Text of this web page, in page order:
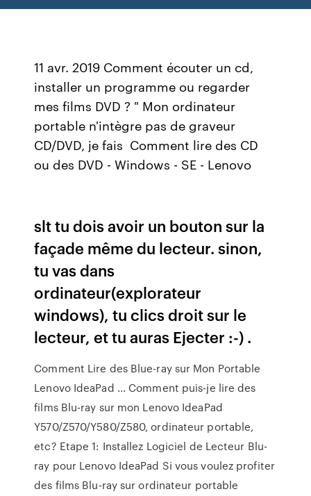
11 avr. 2019 Comment écouter un cd,
installer un programme ou regarder
mes films DVD ? " Mon ordinateur
portable n'intègre pas de graveur
CD/DVD, je fais Comment lire des CD
ou des DVD - Windows - SE - Lenovo
slt tu dois avoir un bouton sur la
façade même du lecteur. sinon,
tu vas dans
ordinateur(explorateur
windows), tu clics droit sur le
lecteur, et tu auras Ejecter :-) .
Comment Lire des Blue-ray sur Mon Portable
Lenovo IdeaPad ... Comment puis-je lire des
films Blu-ray sur mon Lenovo IdeaPad
Y570/Z570/Y580/Z580, ordinateur portable,
etc? Etape 1: Installez Logiciel de Lecteur Blu-
ray pour Lenovo IdeaPad Si vous voulez profiter
des films Blu-ray sur ordinateur portable